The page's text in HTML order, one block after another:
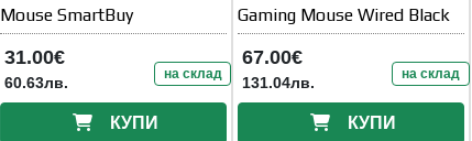
Mouse SmartBuy
31.00€
60.63лв. на склад
КУПИ
Gaming Mouse Wired Black
67.00€
131.04лв. на склад
КУПИ